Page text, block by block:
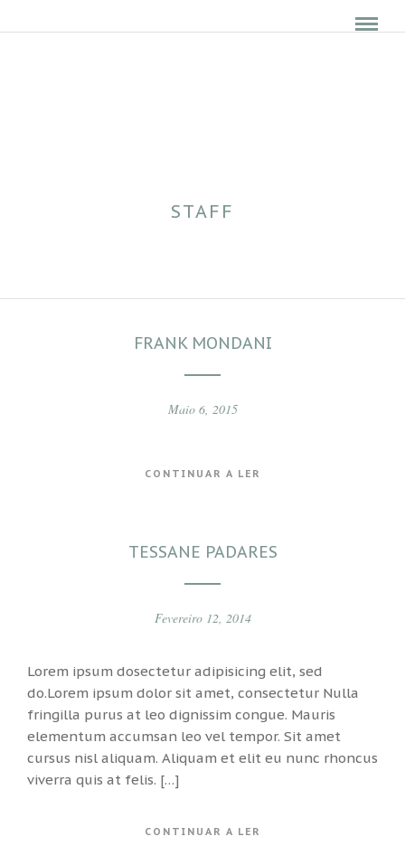
STAFF
FRANK MONDANI
Maio 6, 2015
CONTINUAR A LER
TESSANE PADARES
Fevereiro 12, 2014
Lorem ipsum dosectetur adipisicing elit, sed
do.Lorem ipsum dolor sit amet, consectetur Nulla
fringilla purus at leo dignissim congue. Mauris
elementum accumsan leo vel tempor. Sit amet
cursus nisl aliquam. Aliquam et elit eu nunc rhoncus
viverra quis at felis. […]
CONTINUAR A LER